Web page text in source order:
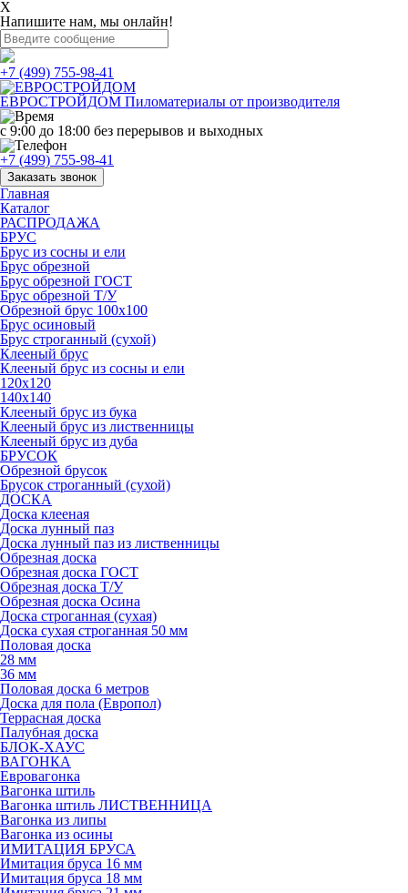
X
Напишите нам, мы онлайн!
+7 (499) 755-98-41
ЕВРОСТРОЙДОМ Пиломатериалы от производителя
с 9:00 до 18:00 без перерывов и выходных
+7 (499) 755-98-41
Заказать звонок
Главная
Каталог
РАСПРОДАЖА
БРУС
Брус из сосны и ели
Брус обрезной
Брус обрезной ГОСТ
Брус обрезной Т/У
Обрезной брус 100х100
Брус осиновый
Брус строганный (сухой)
Клееный брус
Клееный брус из сосны и ели
120х120
140х140
Клееный брус из бука
Клееный брус из лиственницы
Клееный брус из дуба
БРУСОК
Обрезной брусок
Брусок строганный (сухой)
ДОСКА
Доска клееная
Доска лунный паз
Доска лунный паз из лиственницы
Обрезная доска
Обрезная доска ГОСТ
Обрезная доска Т/У
Обрезная доска Осина
Доска строганная (сухая)
Доска сухая строганная 50 мм
Половая доска
28 мм
36 мм
Половая доска 6 метров
Доска для пола (Европол)
Террасная доска
Палубная доска
БЛОК-ХАУС
ВАГОНКА
Евровагонка
Вагонка штиль
Вагонка штиль ЛИСТВЕННИЦА
Вагонка из липы
Вагонка из осины
ИМИТАЦИЯ БРУСА
Имитация бруса 16 мм
Имитация бруса 18 мм